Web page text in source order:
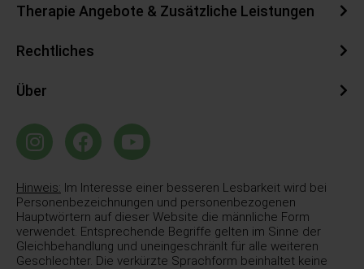
Therapie Angebote & Zusätzliche Leistungen
Rechtliches
Über
Hinweis: Im Interesse einer besseren Lesbarkeit wird bei
Personenbezeichnungen und personenbezogenen
Hauptwörtern auf dieser Website die männliche Form
verwendet. Entsprechende Begriffe gelten im Sinne der
Gleichbehandlung und uneingeschränlt für alle weiteren
Geschlechter. Die verkürzte Sprachform beinhaltet keine